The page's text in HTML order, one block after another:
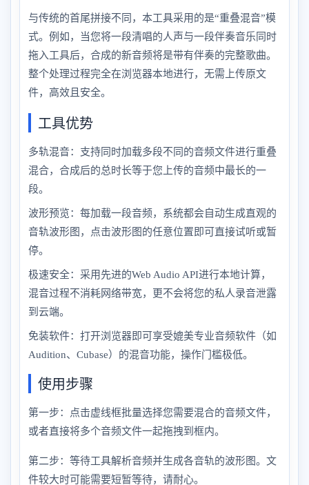
与传统的首尾拼接不同，本工具采用的是“重叠混音”模
式。例如，当您将一段清唱的人声与一段伴奏音乐同时
拖入工具后，合成的新音频将是带有伴奏的完整歌曲。
整个处理过程完全在浏览器本地进行，无需上传原文
件，高效且安全。
工具优势
多轨混音：支持同时加载多段不同的音频文件进行重叠
混合，合成后的总时长等于您上传的音频中最长的一
段。
波形预览：每加载一段音频，系统都会自动生成直观的
音轨波形图，点击波形图的任意位置即可直接试听或暂
停。
极速安全：采用先进的Web Audio API进行本地计算，
混音过程不消耗网络带宽，更不会将您的私人录音泄露
到云端。
免装软件：打开浏览器即可享受媲美专业音频软件（如
Audition、Cubase）的混音功能，操作门槛极低。
使用步骤
第一步：点击虚线框批量选择您需要混合的音频文件，
或者直接将多个音频文件一起拖拽到框内。
第二步：等待工具解析音频并生成各音轨的波形图。文
件较大时可能需要短暂等待，请耐心。